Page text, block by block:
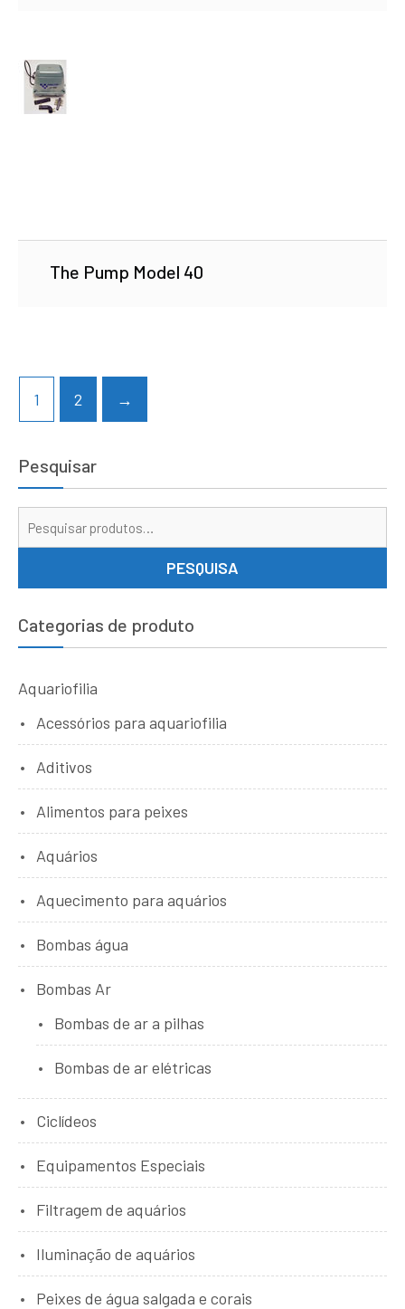
The Pump Model 40
1 2 →
Pesquisar
PESQUISA
Categorias de produto
Aquariofilia
Acessórios para aquariofilia
Aditivos
Alimentos para peixes
Aquários
Aquecimento para aquários
Bombas água
Bombas Ar
Bombas de ar a pilhas
Bombas de ar elétricas
Ciclídeos
Equipamentos Especiais
Filtragem de aquários
Iluminação de aquários
Peixes de água salgada e corais